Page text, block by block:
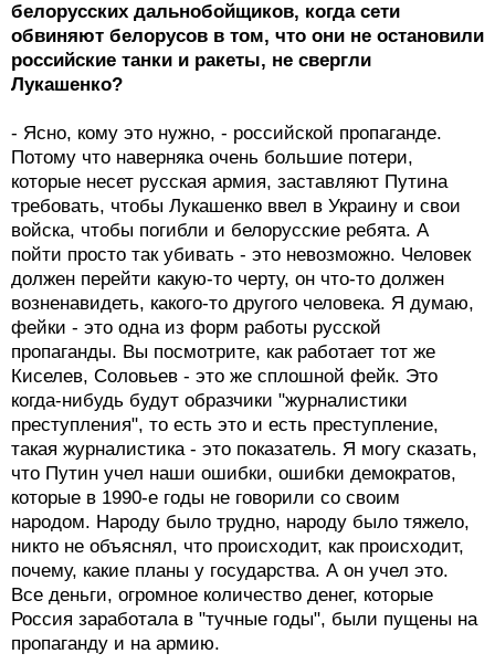
белорусских дальнобойщиков, когда сети
обвиняют белорусов в том, что они не остановили
российские танки и ракеты, не свергли
Лукашенко?
- Ясно, кому это нужно, - российской пропаганде.
Потому что наверняка очень большие потери,
которые несет русская армия, заставляют Путина
требовать, чтобы Лукашенко ввел в Украину и свои
войска, чтобы погибли и белорусские ребята. А
пойти просто так убивать - это невозможно. Человек
должен перейти какую-то черту, он что-то должен
возненавидеть, какого-то другого человека. Я думаю,
фейки - это одна из форм работы русской
пропаганды. Вы посмотрите, как работает тот же
Киселев, Соловьев - это же сплошной фейк. Это
когда-нибудь будут образчики "журналистики
преступления", то есть это и есть преступление,
такая журналистика - это показатель. Я могу сказать,
что Путин учел наши ошибки, ошибки демократов,
которые в 1990-е годы не говорили со своим
народом. Народу было трудно, народу было тяжело,
никто не объяснял, что происходит, как происходит,
почему, какие планы у государства. А он учел это.
Все деньги, огромное количество денег, которые
Россия заработала в "тучные годы", были пущены на
пропаганду и на армию.